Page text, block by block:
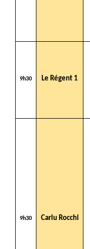
9h30 Le Régent 1
9h30 Carlu Rocchi